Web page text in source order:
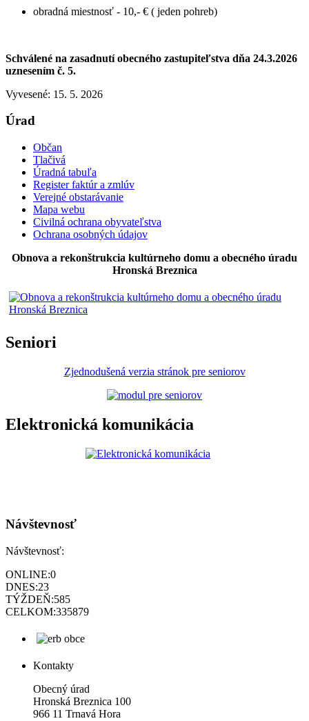
obradná miestnosť - 10,- € ( jeden pohreb)
Schválené na zasadnutí obecného zastupiteľstva dňa 24.3.2026
uznesením č. 5.
Vyvesené: 15. 5. 2026
Úrad
Občan
Tlačivá
Úradná tabuľa
Register faktúr a zmlúv
Verejné obstarávanie
Mapa webu
Civilná ochrana obyvateľstva
Ochrana osobných údajov
Obnova a rekonštrukcia kultúrneho domu a obecného úradu
Hronská Breznica
Seniori
Zjednodušená verzia stránok pre seniorov
Elektronická komunikácia
Návštevnosť
Návštevnosť:
ONLINE:0
DNES:23
TÝŽDEŇ:585
CELKOM:335879
Kontakty
Obecný úrad
Hronská Breznica 100
966 11 Trnavá Hora